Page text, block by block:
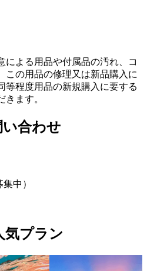
による用品や付属品の汚れ、コ
この用品の修理又は新品購入に
等程度用品の新規購入に要する
きます。
合わせ
集中）
気プラン